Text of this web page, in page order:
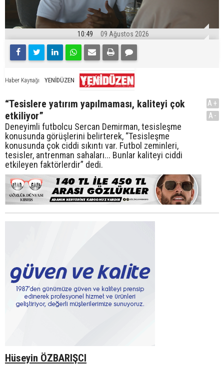
10:49 09 Ağustos 2026
Haber Kaynağı YENİDÜZEN
“Tesislere yatırım yapılmaması, kaliteyi çok
etkiliyor”
Deneyimli futbolcu Sercan Demirman, tesisleşme
konusunda görüşlerini belirterek, “Tesisleşme
konusunda çok ciddi sıkıntı var. Futbol zeminleri,
tesisler, antrenman sahaları... Bunlar kaliteyi ciddi
etkileyen faktörlerdir” dedi.
A+
A-
Hüseyin ÖZBARIŞCI